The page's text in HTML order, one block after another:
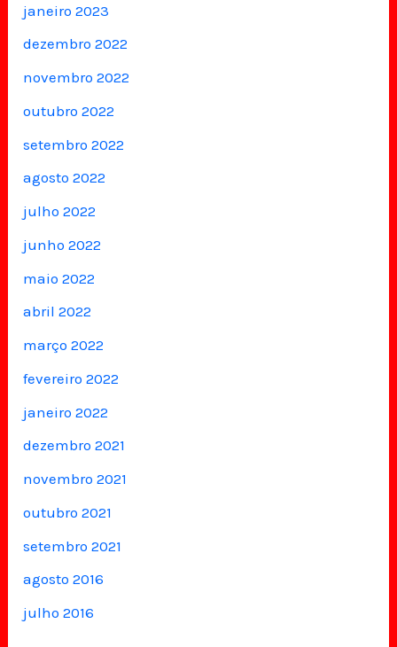
janeiro 2023
dezembro 2022
novembro 2022
outubro 2022
setembro 2022
agosto 2022
julho 2022
junho 2022
maio 2022
abril 2022
março 2022
fevereiro 2022
janeiro 2022
dezembro 2021
novembro 2021
outubro 2021
setembro 2021
agosto 2016
julho 2016